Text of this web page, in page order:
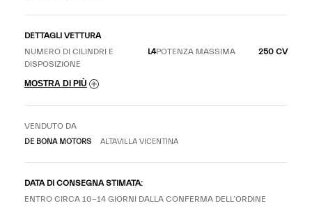
DETTAGLI VETTURA
NUMERO DI CILINDRI E
DISPOSIZIONE
L4POTENZA MASSIMA 250 CV
MOSTRA DI PIÙ
VENDUTO DA
DE BONA MOTORS ALTAVILLA VICENTINA
DATA DI CONSEGNA STIMATA:
ENTRO CIRCA 10-14 GIORNI DALLA CONFERMA DELL’ORDINE